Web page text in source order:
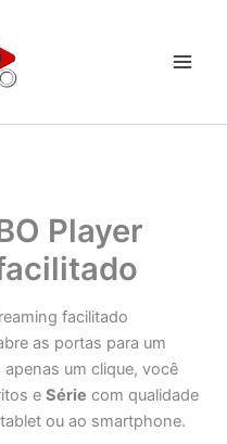
Player
facilitado
as portas para um
um clique, você
eSérie com qualidade
ou ao smartphone.